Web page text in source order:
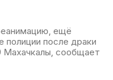
ещё
полиции после драки
сообщает